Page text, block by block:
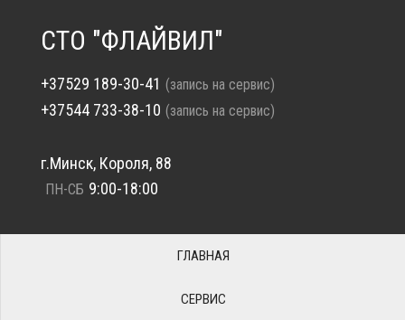
СТО "ФЛАЙВИЛ"
+37529 189-30-41 (запись на сервис)
+37544 733-38-10 (запись на сервис)
г.Минск, Короля, 88
ПН-СБ 9:00-18:00
ГЛАВНАЯ
СЕРВИС